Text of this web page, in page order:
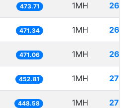
473.71 1MH
471.34 1MH
471.06 1MH
452.81 1MH
448.58 1MH